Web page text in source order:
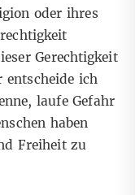
oder ihres
Gerechtigkeit
entscheide ich
laufe Gefahr
haben
Freiheit zu